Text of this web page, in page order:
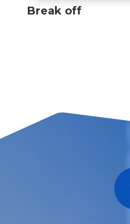
Break off